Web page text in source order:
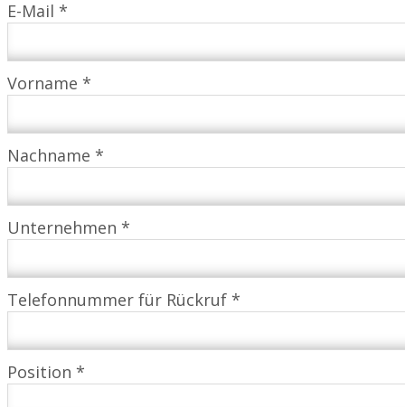
E-Mail *
Vorname *
Nachname *
Unternehmen *
Telefonnummer für Rückruf *
Position *